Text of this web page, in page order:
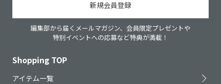
新規会員登録
編集部から届くメールマガジン、会員限定プレゼントや
特別イベントへの応募など特典が満載！
Shopping TOP
アイテム一覧